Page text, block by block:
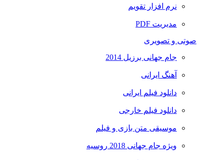
نرم افزار تقویم
مدیریت PDF
صوتی و تصویری
جام جهانی برزیل 2014
آهنگ ایرانی
دانلود فیلم ایرانی
دانلود فیلم خارجی
موسیقی متن بازی و فیلم
ویژه جام جهانی 2018 روسیه